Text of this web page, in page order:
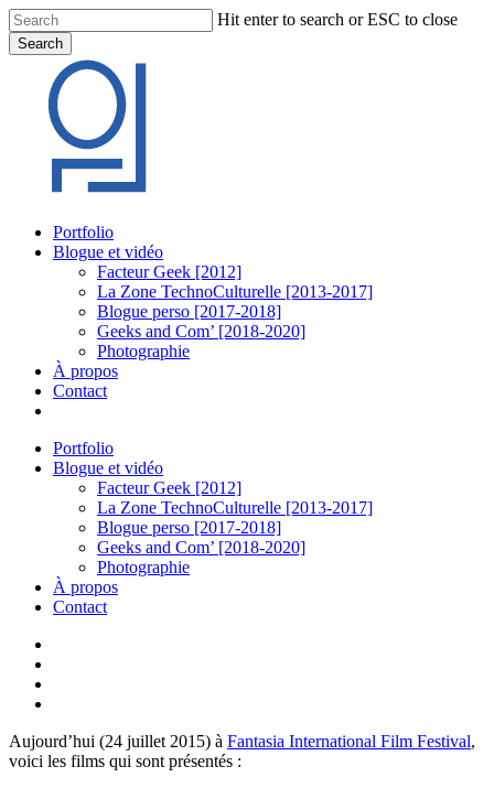
Skip
to
main
content
Hit enter to search or ESC to close
Search
Search
Menu
Portfolio
Blogue et vidéo
Facteur Geek [2012]
La Zone TechnoCulturelle [2013-2017]
Blogue perso [2017-2018]
Geeks and Com’ [2018-2020]
Photographie
À propos
Contact
Portfolio
Blogue et vidéo
Facteur Geek [2012]
La Zone TechnoCulturelle [2013-2017]
Blogue perso [2017-2018]
Geeks and Com’ [2018-2020]
Photographie
À propos
Contact
Aujourd’hui (24 juillet 2015) à Fantasia International Film Festival,
voici les films qui sont présentés :